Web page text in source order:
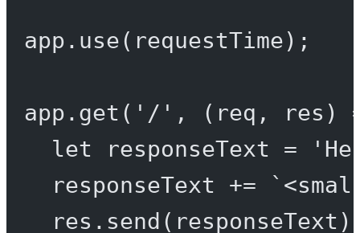
app. use(requestTime);
app. get ( '/' , ( req , res )
let responseText =
responseText +=
res. send